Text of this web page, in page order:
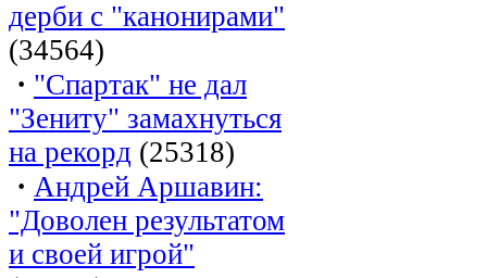
дерби с "канонирами"
(34564)
· "Спартак" не дал
"Зениту" замахнуться
на рекорд (25318)
· Андрей Аршавин:
"Доволен результатом
и своей игрой"